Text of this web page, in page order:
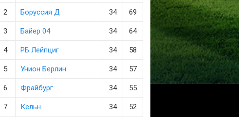
2 Боруссия Д 34 69
3 Байер 04 34 64
4 РБ Лейпциг 34 58
5 Унион Берлин 34 57
6 Фрайбург 34 55
7 Кельн 34 52